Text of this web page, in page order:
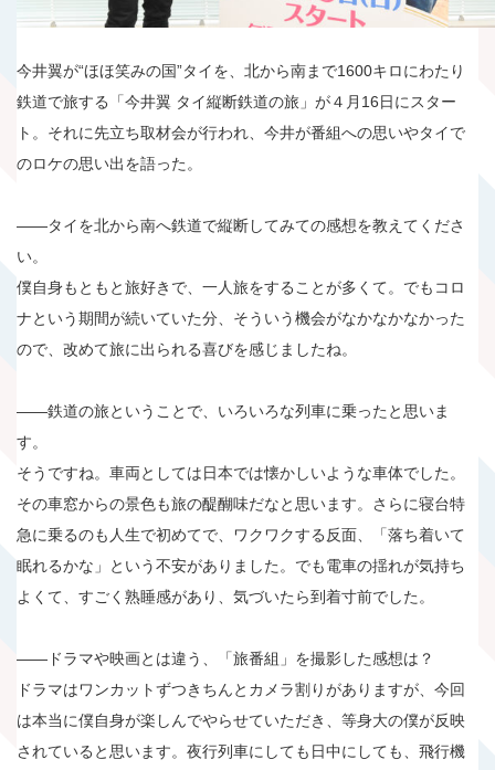
今井翼が“ほほ笑みの国”タイを、北から南まで1600キロにわたり
鉄道で旅する「今井翼 タイ縦断鉄道の旅」が４月16日にスター
ト。それに先立ち取材会が行われ、今井が番組への思いやタイで
のロケの思い出を語った。
――タイを北から南へ鉄道で縦断してみての感想を教えてくださ
い。
僕自身もともと旅好きで、一人旅をすることが多くて。でもコロ
ナという期間が続いていた分、そういう機会がなかなかなかった
ので、改めて旅に出られる喜びを感じましたね。
――鉄道の旅ということで、いろいろな列車に乗ったと思いま
す。
そうですね。車両としては日本では懐かしいような車体でした。
その車窓からの景色も旅の醍醐味だなと思います。さらに寝台特
急に乗るのも人生で初めてで、ワクワクする反面、「落ち着いて
眠れるかな」という不安がありました。でも電車の揺れが気持ち
よくて、すごく熟睡感があり、気づいたら到着寸前でした。
――ドラマや映画とは違う、「旅番組」を撮影した感想は？
ドラマはワンカットずつきちんとカメラ割りがありますが、今回
は本当に僕自身が楽しんでやらせていただき、等身大の僕が反映
されていると思います。夜行列車にしても日中にしても、飛行機